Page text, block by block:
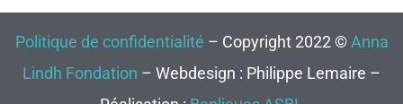
Politique de confidentialité – Copyright 2022 © Anna
Lindh Fondation – Webdesign : Philippe Lemaire –